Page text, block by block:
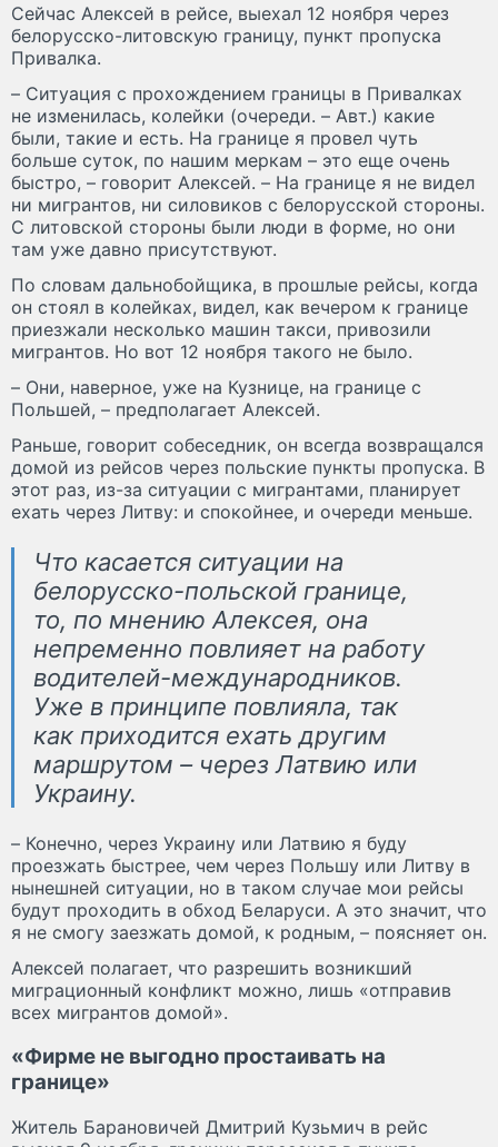
Сейчас Алексей в рейсе, выехал 12 ноября через
белорусско-литовскую границу, пункт пропуска
Привалка.
– Ситуация с прохождением границы в Привалках
не изменилась, колейки (очереди. – Авт.) какие
были, такие и есть. На границе я провел чуть
больше суток, по нашим меркам – это еще очень
быстро, – говорит Алексей. – На границе я не видел
ни мигрантов, ни силовиков с белорусской стороны.
С литовской стороны были люди в форме, но они
там уже давно присутствуют.
По словам дальнобойщика, в прошлые рейсы, когда
он стоял в колейках, видел, как вечером к границе
приезжали несколько машин такси, привозили
мигрантов. Но вот 12 ноября такого не было.
– Они, наверное, уже на Кузнице, на границе с
Польшей, – предполагает Алексей.
Раньше, говорит собеседник, он всегда возвращался
домой из рейсов через польские пункты пропуска. В
этот раз, из-за ситуации с мигрантами, планирует
ехать через Литву: и спокойнее, и очереди меньше.
Что касается ситуации на
белорусско-польской границе,
то, по мнению Алексея, она
непременно повлияет на работу
водителей-международников.
Уже в принципе повлияла, так
как приходится ехать другим
маршрутом – через Латвию или
Украину.
– Конечно, через Украину или Латвию я буду
проезжать быстрее, чем через Польшу или Литву в
нынешней ситуации, но в таком случае мои рейсы
будут проходить в обход Беларуси. А это значит, что
я не смогу заезжать домой, к родным, – поясняет он.
Алексей полагает, что разрешить возникший
миграционный конфликт можно, лишь «отправив
всех мигрантов домой».
«Фирме не выгодно простаивать на
границе»
Житель Барановичей Дмитрий Кузьмич в рейс